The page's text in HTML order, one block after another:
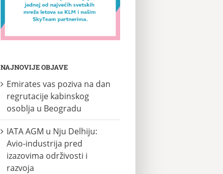
NAJNOVIJE OBJAVE
Emirates vas poziva na dan
regrutacije kabinskog
osoblja u Beogradu
IATA AGM u Nju Delhiju:
Avio-industrija pred
izazovima održivosti i
razvoja